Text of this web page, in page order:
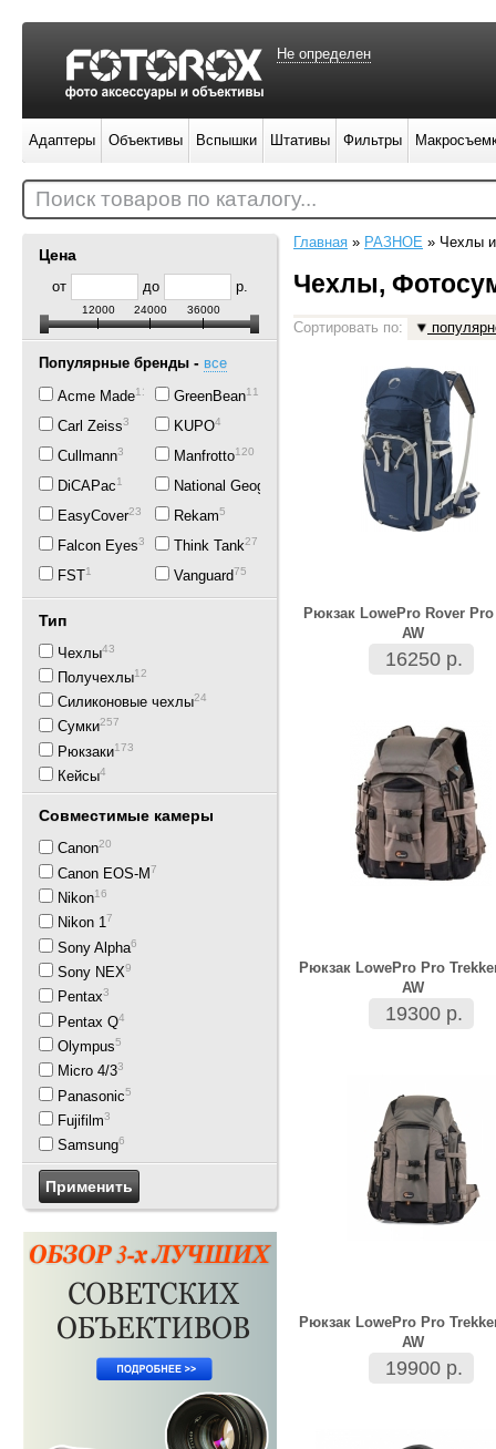
Цена
от до р.
12000 24000 36000
Популярные бренды - все
Acme Made11
Carl Zeiss3
Cullmann3
DiCAPac1
EasyCover23
Falcon Eyes3
FST1
GreenBean11
KUPO4
Manfrotto120
National Geographic
Rekam5
Think Tank27
Vanguard75
Тип
Чехлы43
Получехлы12
Силиконовые чехлы24
Сумки257
Рюкзаки173
Кейсы4
Совместимые камеры
Canon20
Canon EOS-M7
Nikon16
Nikon 17
Sony Alpha6
Sony NEX9
Pentax3
Pentax Q4
Olympus5
Micro 4/33
Panasonic5
Fujifilm3
Samsung6
Главная » РАЗНОЕ » Чехлы
Чехлы,
Сортировать по:
Рюкзак LowePro Rover Pro
AW
16250 р.
Рюкзак LowePro Pro
AW
19300 р.
Рюкзак LowePro Pro
AW
19900 р.
Не определен
Адаптеры Объективы Вспышки Штативы Фильтры
Поиск товаров по каталогу...